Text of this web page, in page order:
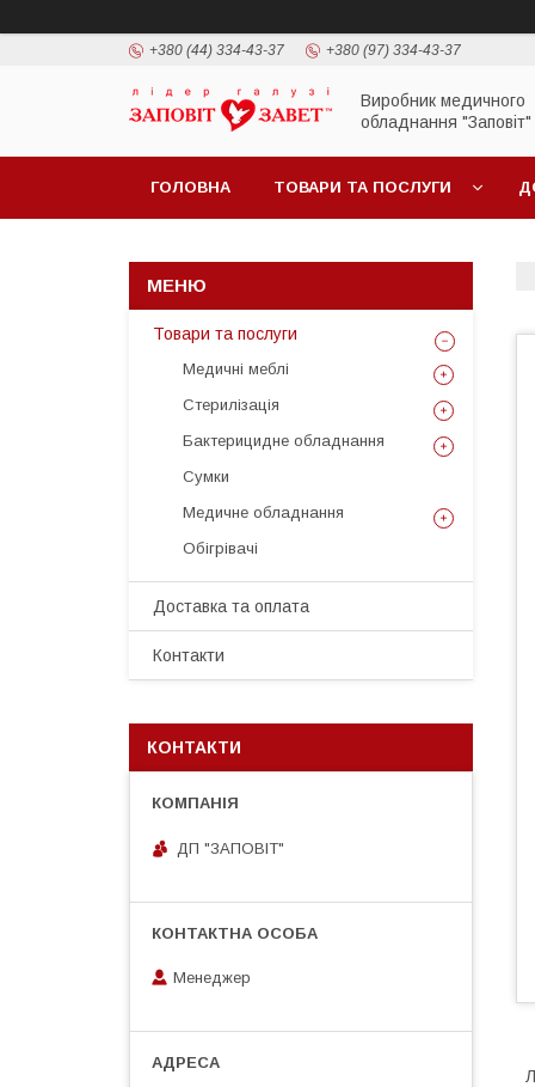
+380 (44) 334-43-37 +380 (97) 334-43-37
Виробник медичного
обладнання "Заповіт"
ГОЛОВНА ТОВАРИ ТА ПОСЛУГИ
Товари та послуги
Медичні меблі
Стерилізація
Бактерицидне обладнання
Сумки
Медичне обладнання
Обігрівачі
Доставка та оплата
Контакти
КОНТАКТИ
ДП "ЗАПОВІТ"
Менеджер